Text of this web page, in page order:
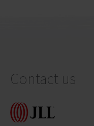
Contact us